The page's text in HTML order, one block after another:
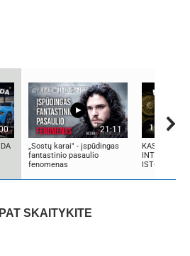
21:11
„Sostų karai" - įspūdingas
fantastinio pasaulio
fenomenas
KAS
INTELEKTĄ?
ISTORIJA IR
SKAITYKITE